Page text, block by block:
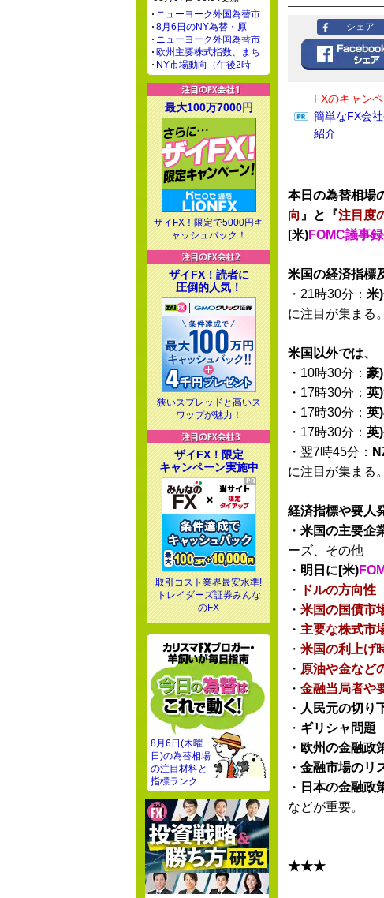
シェア
FXのキャン
簡単なFX会
紹介
本日の為替相場
向 』と『注目度
[米)FOMC議事
米国の経済指標
・21時30分： 米)
に注目が集まる。
米国以外では、
・10時30分： 豪)
・17時30分： 英)
・17時30分： 英
・17時30分： 英
・翌7時45分：
に注目が集まる。
経済指標や要人
・ 米国の主要企
ーズ、その他
・ 明日に[米)
・
ドルの方向性
・ 米国の国債市
・ 主要な株式市
・ 米国の利上げ
・ 原油や金など
・ 金融当局者や
・ 人民元の切り
・ ギリシャ問題
・ 欧州の金融政
・ 金融市場のリ
・ 日本の金融政
などが重要。
★★★
ニューヨーク外国為替市
8月6日のNY為替・原
ニューヨーク外国為替市
欧州主要株式指数、まち
NY市場動向（午後2時
最大100万7000円
ザイFX！限定で5000円キ
ャッシュバック！
ザイFX！読者に
圧倒的人気！
狭いスプレッドと高いス
ワップが魅力！
ザイFX！限定
キャンペーン実施中
取引コスト業界最安水準!
トレイダーズ証券みんな
のFX
8月6日(木曜
日)の為替相場
の注目材料と
指標ランク